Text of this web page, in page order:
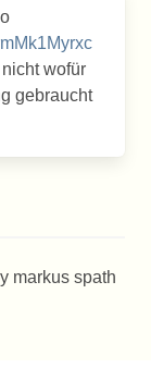
wofür
gebraucht
markus spath